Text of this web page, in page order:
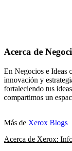
Acerca de
En Negocios e Ideas
innovación y
fortaleciendo tus
compartimos un
Más de Xerox Blogs
Acerca de Xerox: